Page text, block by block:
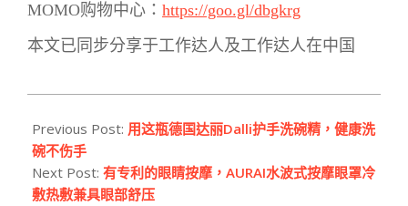
MOMO购物中心： https://goo.gl/dbgkrg
本文已同步分享于工作达人及工作达人在中国
04-
11
Previous Post: 用这瓶德国达丽Dalli护手洗碗精，健康洗
碗不伤手
Next Post: 有专利的眼睛按摩，AURAI水波式按摩眼罩冷
敷热敷兼具眼部舒压